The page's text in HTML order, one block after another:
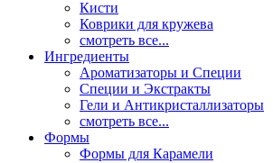
Кисти
Коврики для кружева
смотреть все...
Ингредиенты
Ароматизаторы и Специи
Специи и Экстракты
Гели и Антикристаллизаторы
смотреть все...
Формы
Формы для Карамели